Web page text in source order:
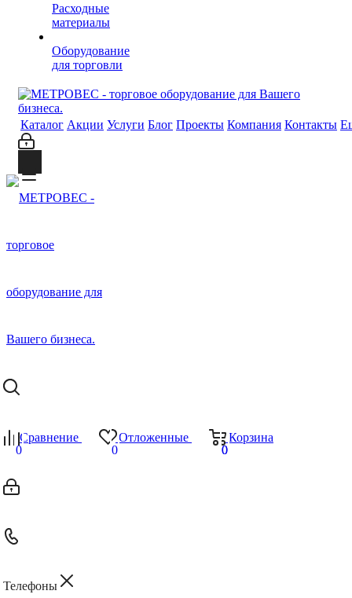
Расходные
материалы
Оборудование
для торговли
Каталог Акции Услуги Блог Проекты Компания Контакты
Сравнение
0
Отложенные
0
Корзина
0
0
Телефоны